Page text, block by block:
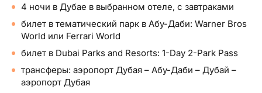
Новости
4 ночи в Дубае в выбранном отеле, с завтраками
билет в тематический парк в Абу-Даби: Warner Bros
World или Ferrari World
билет в Dubai Parks and Resorts: 1-Day 2-Park Pass
трансферы: аэропорт Дубая – Абу-Даби – Дубай –
аэропорт Дубая